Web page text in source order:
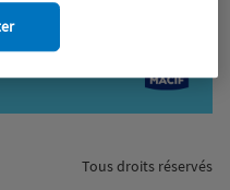
Tous droits réservés